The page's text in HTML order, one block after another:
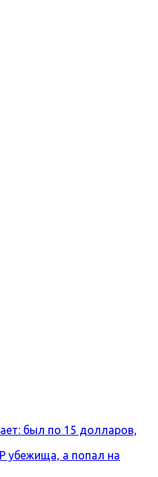
был по 15 долларов,
убежища, а попал на